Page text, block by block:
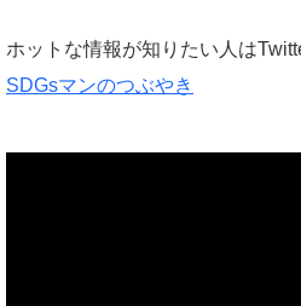
ホットな情報が知りたい人は
SDGsマンのつぶやき